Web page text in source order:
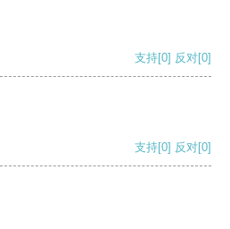
支持[0] 反对[0]
支持[0] 反对[0]